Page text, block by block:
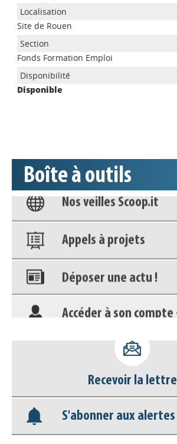
Site de Rouen
Fonds Formation Emploi
Disponible
Boîte à outils
Déposer une actu !
Base documentaire
Nos veilles Scoop.it
déconnecter)
Base documentaire
Nos veilles Scoop.it
Appels à projets
Recevoir la lettre
S'abonner aux alertes